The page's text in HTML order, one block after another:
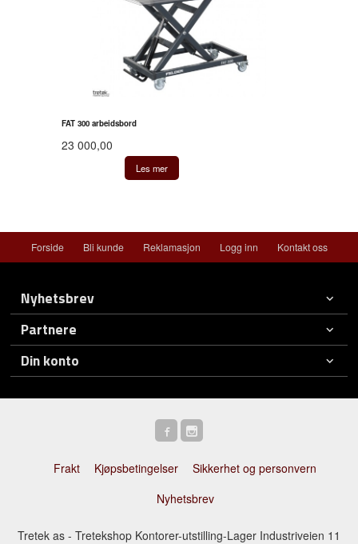
FAT 300 arbeidsbord
23 000,00
Les mer
Forside Bli kunde Reklamasjon Logg inn Kontakt oss
Nyhetsbrev
Partnere
Din konto
Frakt Kjøpsbetingelser
Sikkerhet og personvern
Nyhetsbrev
Tretek as - Tretekshop Kontorer-utstilling-Lager Industriveien 11